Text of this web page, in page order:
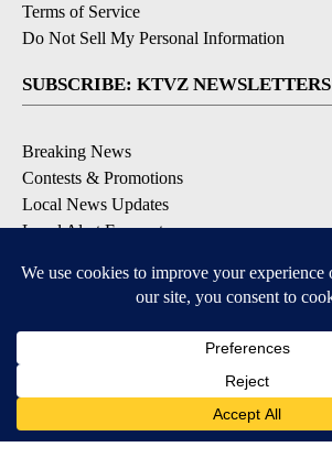
Terms of Service
Do Not Sell My Personal Information
SUBSCRIBE: KTVZ NEWSLETTERS
Breaking News
Contests & Promotions
Local News Updates
Local Alert Forecast
DOWNLOAD: KTVZ APPS